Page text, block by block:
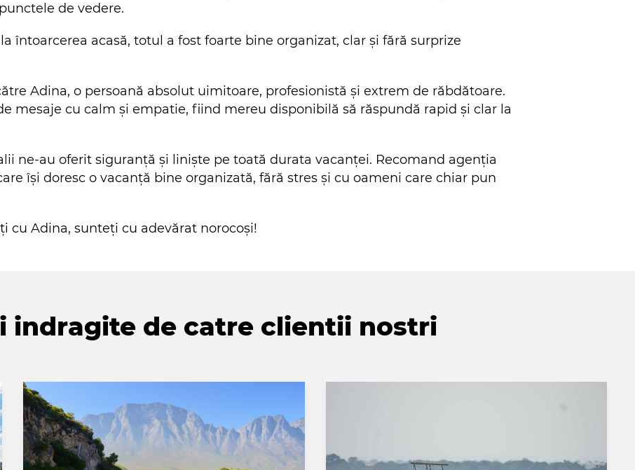
de vedere.
întoarcerea acasă, totul a fost foarte bine organizat, clar și fără surprize
Adina, o persoană absolut uimitoare, profesionistă și extrem de răbdătoare.
mesaje cu calm și empatie, fiind mereu disponibilă să răspundă rapid și clar la
ne-au oferit siguranță și liniște pe toată durata vacanței. Recomand agenția
își doresc o vacanță bine organizată, fără stres și cu oameni care chiar pun
cu Adina, sunteți cu adevărat norocoși!
indragite de catre clientii nostri